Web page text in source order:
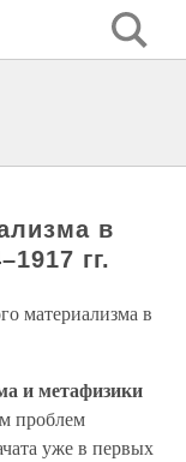
в
гг.
материализма в
и метафизики
проблем
уже в первых